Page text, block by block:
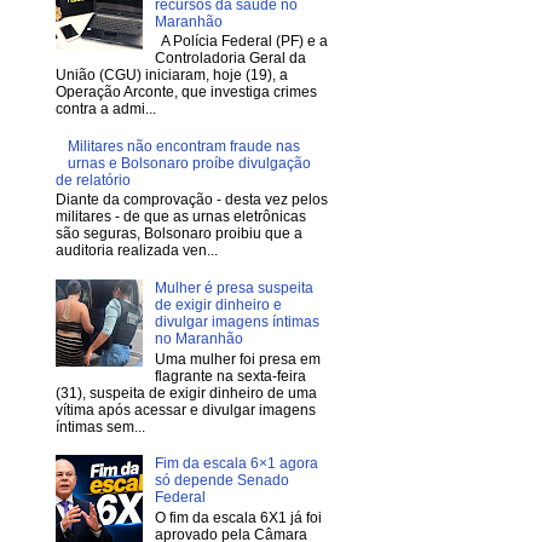
recursos da saúde no
Maranhão
A Polícia Federal (PF) e a
Controladoria Geral da
União (CGU) iniciaram, hoje (19), a
Operação Arconte, que investiga crimes
contra a admi...
Militares não encontram fraude nas
urnas e Bolsonaro proíbe divulgação
de relatório
Diante da comprovação - desta vez pelos
militares - de que as urnas eletrônicas
são seguras, Bolsonaro proibiu que a
auditoria realizada ven...
Mulher é presa suspeita
de exigir dinheiro e
divulgar imagens íntimas
no Maranhão
Uma mulher foi presa em
flagrante na sexta-feira
(31), suspeita de exigir dinheiro de uma
vítima após acessar e divulgar imagens
íntimas sem...
Fim da escala 6×1 agora
só depende Senado
Federal
O fim da escala 6X1 já foi
aprovado pela Câmara